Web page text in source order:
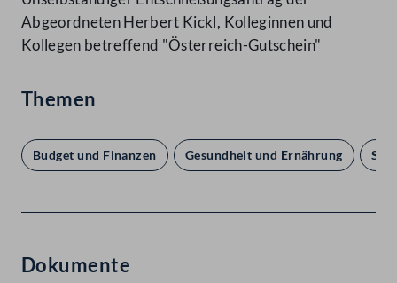
Abgeordneten Herbert Kickl, Kolleginnen und
Kollegen betreffend "Österreich-Gutschein"
Themen
Budget und Finanzen Gesundheit und Ernährung
Dokumente